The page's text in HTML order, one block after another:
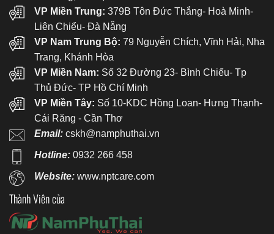
VP Miền Trung: 379B Tôn Đức Thắng- Hoà Minh-
Liên Chiểu- Đà Nẵng
VP Nam Trung Bộ: 79 Nguyễn Chích, Vĩnh Hải, Nha
Trang, Khánh Hòa
VP Miền Nam: Số 32 Đường 23- Bình Chiểu- Tp
Thủ Đức- TP Hồ Chí Minh
VP Miền Tây: Số 10-KDC Hồng Loan- Hưng Thạnh-
Cái Răng - Cần Thơ
Email: cskh@namphuthai.vn
Hotline: 0932 266 458
Website:www.nptcare.com
Thành Viên của